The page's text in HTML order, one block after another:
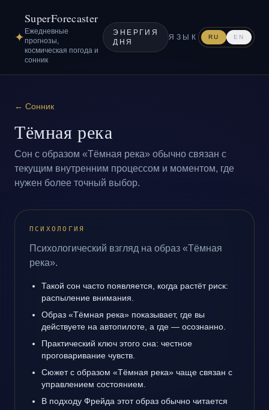
✦
SuperForecaster
Ежедневные
прогнозы,
космическая погода и
сонник
ЭНЕРГИЯ
ДНЯ
ЯЗЫК RU EN
← Сонник
Тёмная река
Сон с образом «Тёмная река» обычно связан с
текущим внутренним процессом и моментом, где
нужен более точный выбор.
ПСИХОЛОГИЯ
Психологический взгляд на образ «Тёмная
река».
Такой сон часто появляется, когда растёт риск:
распыление внимания.
Образ «Тёмная река» показывает, где вы
действуете на автопилоте, а где — осознанно.
Практический ключ этого сна: честное
проговаривание чувств.
Сюжет с образом «Тёмная река» чаще связан с
управлением состоянием.
В подходу Фрейда этот образ обычно читается